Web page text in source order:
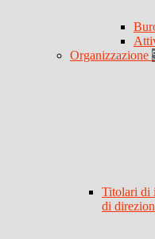
Organizzazione
Titolari di
di